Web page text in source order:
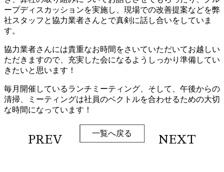
ープディスカッションを実施し、現場での改善提案などを弊
社スタッフと協力業者さんとで真剣に話し合いをしていま
す。
協力業者さんには貴重なお時間をさいていただいてお越しい
ただきますので、充実した会になるようしっかり準備してい
きたいと思います！
毎月開催しているランチミーティング、そして、午後からの
清掃、ミーティングは社員のベクトルを合わせるための大切
な時間になっています！
PREV NEXT
一覧へ戻る